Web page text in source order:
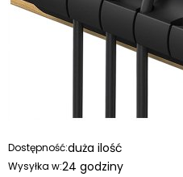
Dostępność:duża ilość
Wysyłka w:24 godziny